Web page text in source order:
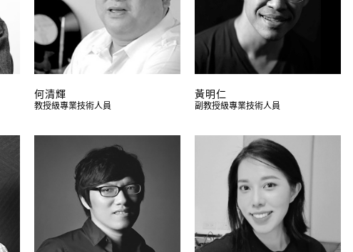
何清輝
教授級專業技術人員
黃明仁
副教授級專業技術人員